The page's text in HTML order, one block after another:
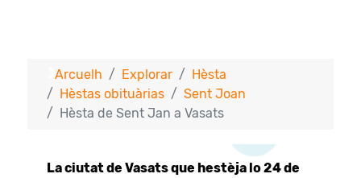
Arcuelh Explorar
Hèsta
Hèstas obituàrias
Sent Joan
Hèsta de Sent Jan a Vasats
La ciutat de Vasats que hestèja lo 24 de